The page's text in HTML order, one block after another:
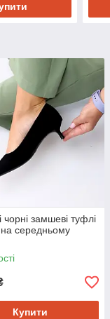
чорні замшеві туфлі
середньому
Купити